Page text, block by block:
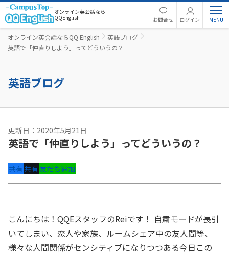
オンライン英会話なら
QQEnglish
お問合せ ログイン
オンライン英会話ならQQ English
英語ブログ
英語で「仲直りしよう」ってどういうの？
英語ブログ
更新日：2020年5月21日
英語で「仲直りしよう」ってどういうの？
共有共有友だち追加
こんにちは！QQEスタッフのReiです！ 自粛モードが長引
いてしまい、恋人や家族、ルームシェア中の友人間等、
様々な人間関係がセンシティブになりつつある今日この